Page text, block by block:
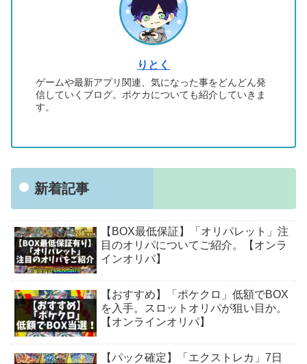
りとく
ゲームや最新アプリ関連、気になった事をどんどん発
信していくブログ。ポケカについても紹介していきま
す。
新着記事
【BOX最低保証】「オリパレット」注
目のオリパについてご紹介。【オンラ
インオリパ】
【おすすめ】「ポケクロ」低額でBOX
を入手。スロットオリパが狙い目か。
【オンラインオリパ】
【パック確定】「エクストレカ」7日